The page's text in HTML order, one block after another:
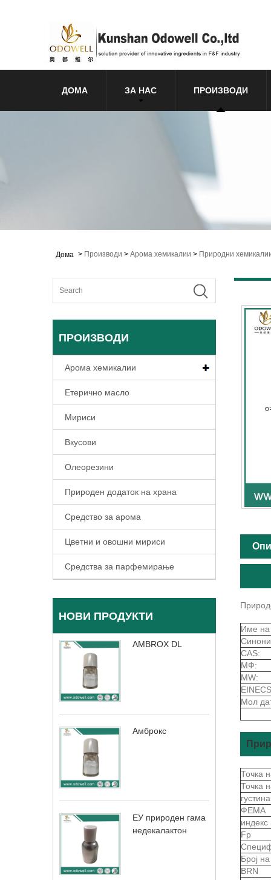
ДОМА ЗА НАС ПРОИЗВОДИ
Дома > Производи > Арома хемикалии > Природни
ПРОИЗВОДИ
Арома хемикалии
Етерично масло
Мириси
Вкусови
Олеорезини
Природен додаток на храна
Средство за арома
Цветни и овошни мириси
Средства за парфемирање
НОВИ ПРОДУКТИ
AMBROX DL
Амброкс
ЕУ природен гама
недекалактон
Име на
CAS:
МФ:
MW:
Мол
Точка
Точка
ФЕМА
Fp
Број
BRN